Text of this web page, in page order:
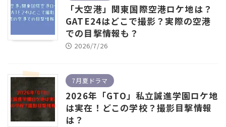
「大空港」関東国際空港ロケ地は？
GATE24はどこで撮影？実際の空港
での目撃情報も？
2026/7/26
7月夏ドラマ
2026年「GTO」私立誠進学園ロケ地
は実在！どこの学校？撮影目撃情報
は？